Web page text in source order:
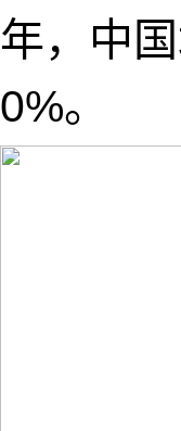
年，中
0%。